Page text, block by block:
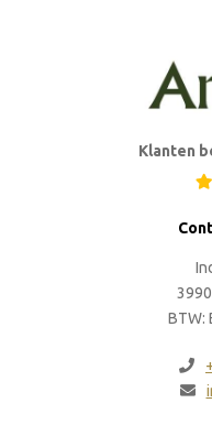
Klanten
BTW: